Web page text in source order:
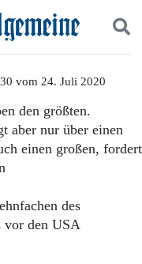
vom 24. Juli 2020
den größten.
aber nur über einen
einen großen, fordert
des
vor den USA